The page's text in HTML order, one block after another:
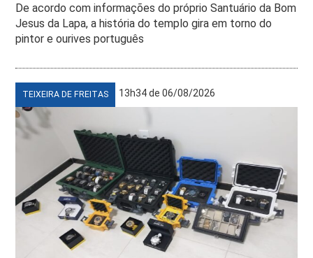
De acordo com informações do próprio Santuário da Bom
Jesus da Lapa, a história do templo gira em torno do
pintor e ourives português
TEIXEIRA DE FREITAS 13h34 de 06/08/2026